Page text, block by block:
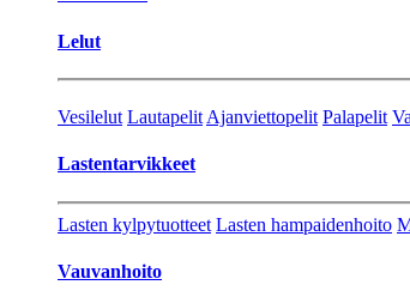
Lelut
Vesilelut Lautapelit Ajanviettopelit Palapelit
Lastentarvikkeet
Lasten kylpytuotteet Lasten hampaidenhoito
Vauvanhoito